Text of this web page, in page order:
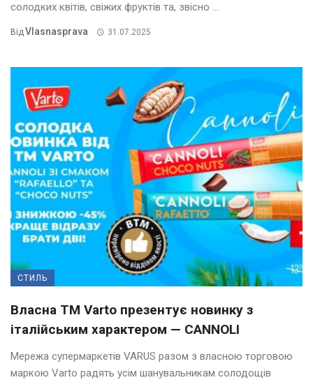
солодких квітів, свіжих фруктів та, звісно ...
ВідVlasnasprava 31.07.2025
СТИЛЬ
Власна ТМ Varto презентує новинку з
італійським характером — CANNOLI
Мережа супермаркетів VARUS разом з власною торговою
маркою Varto радять усім шанувальникам солодощів